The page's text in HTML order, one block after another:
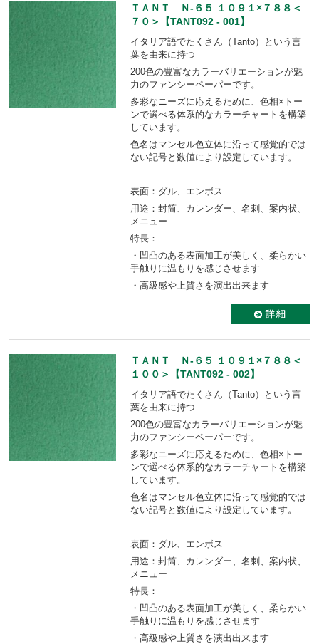
ＴＡＮＴ Ｎ-６５ １０９１×７８８＜
７０＞【TANT092 - 001】
イタリア語でたくさん（Tanto）という言
葉を由来に持つ
200色の豊富なカラーバリエーションが魅
力のファンシーペーパーです。
多彩なニーズに応えるために、色相×トー
ンで選べる体系的なカラーチャートを構築
しています。
色名はマンセル色立体に沿って感覚的では
ない記号と数値により設定しています。
表面：ダル、エンボス
用途：封筒、カレンダー、名刺、案内状、
メニュー
特長：
・凹凸のある表面加工が美しく、柔らかい
手触りに温もりを感じさせます
・高級感や上質さを演出出来ます
ＴＡＮＴ Ｎ-６５ １０９１×７８８＜
１００＞【TANT092 - 002】
イタリア語でたくさん（Tanto）という言
葉を由来に持つ
200色の豊富なカラーバリエーションが魅
力のファンシーペーパーです。
多彩なニーズに応えるために、色相×トー
ンで選べる体系的なカラーチャートを構築
しています。
色名はマンセル色立体に沿って感覚的では
ない記号と数値により設定しています。
表面：ダル、エンボス
用途：封筒、カレンダー、名刺、案内状、
メニュー
特長：
・凹凸のある表面加工が美しく、柔らかい
手触りに温もりを感じさせます
・高級感や上質さを演出出来ます